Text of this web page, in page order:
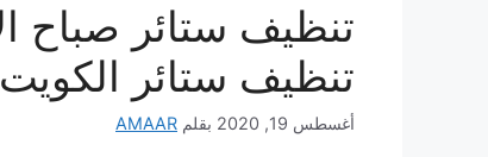
تنظيف ستائر الكويت
أغسطس 19, 2020 بقلم AMAAR